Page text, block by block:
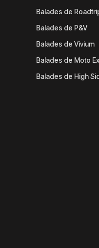
Balades de
Balades de P&V
Balades de Vivium
Balades de Moto
Balades de High